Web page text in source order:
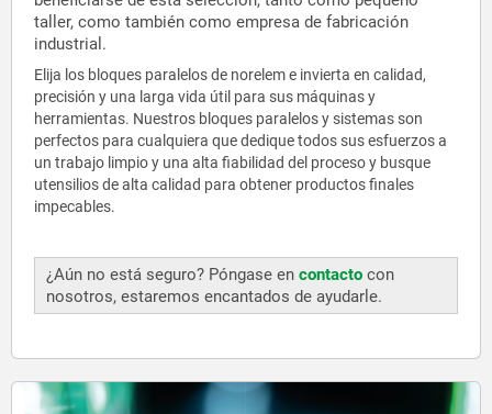
taller, como también como empresa de fabricación
industrial.
Elija los bloques paralelos de norelem e invierta en calidad,
precisión y una larga vida útil para sus máquinas y
herramientas. Nuestros bloques paralelos y sistemas son
perfectos para cualquiera que dedique todos sus esfuerzos a
un trabajo limpio y una alta fiabilidad del proceso y busque
utensilios de alta calidad para obtener productos finales
impecables.
¿Aún no está seguro? Póngase en contacto con
nosotros, estaremos encantados de ayudarle.